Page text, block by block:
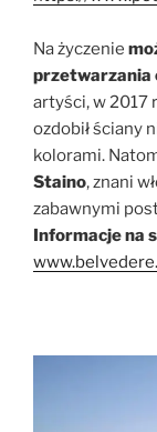
Na życzenie
przetwarzania
artyści, w 2017
ozdobił ściany
kolorami.
Staino, znani
zabawnymi
Informacje na